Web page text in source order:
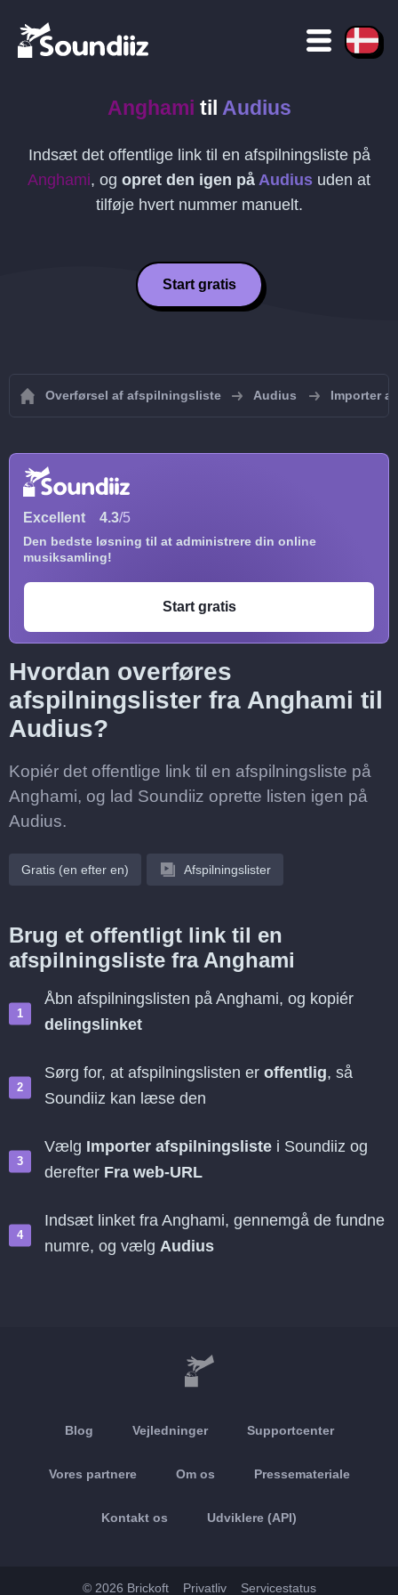
Anghami til Audius
Indsæt det offentlige link til en afspilningsliste på
Anghami, og opret den igen på Audius uden at
tilføje hvert nummer manuelt.
Start gratis
Overførsel af afspilningsliste Audius Importer
Excellent 4.3/5
Den bedste løsning til at administrere din online
musiksamling!
Start gratis
Hvordan overføres
afspilningslister fra Anghami til
Audius?
Kopiér det offentlige link til en afspilningsliste på
Anghami, og lad Soundiiz oprette listen igen på
Audius.
Gratis (en efter en) Afspilningslister
Brug et offentligt link til en
afspilningsliste fra Anghami
Åbn afspilningslisten på Anghami, og kopiér
delingslinket
Sørg for, at afspilningslisten er offentlig, så
Soundiiz kan læse den
Vælg Importer afspilningsliste i Soundiiz og
derefter Fra web-URL
Indsæt linket fra Anghami, gennemgå de fundne
numre, og vælg Audius
Blog Vejledninger Supportcenter
Vores partnere Om os Pressemateriale
Kontakt os Udviklere (API)
© 2026 Brickoft Privatliv Servicestatus